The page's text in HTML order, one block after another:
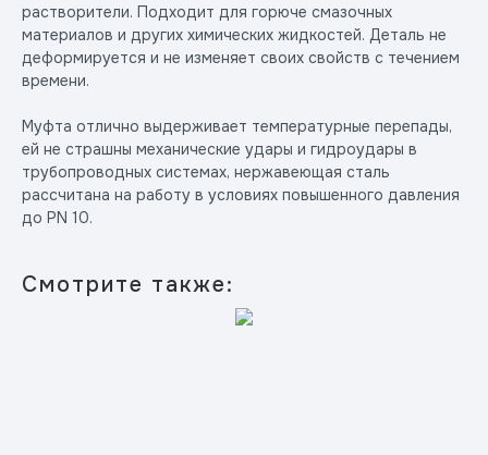
растворители. Подходит для горюче смазочных
материалов и других химических жидкостей. Деталь не
деформируется и не изменяет своих свойств с течением
времени.
Муфта отлично выдерживает температурные перепады,
ей не страшны механические удары и гидроудары в
трубопроводных системах, нержавеющая сталь
рассчитана на работу в условиях повышенного давления
до PN 10.
Смотрите также: